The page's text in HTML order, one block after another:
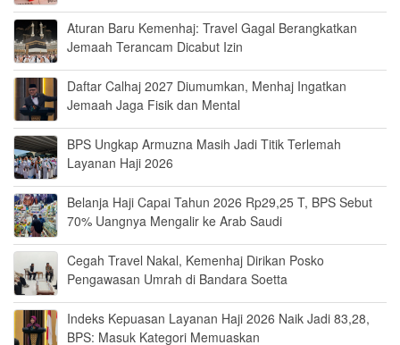
Aturan Baru Kemenhaj: Travel Gagal Berangkatkan
Jemaah Terancam Dicabut Izin
Daftar Calhaj 2027 Diumumkan, Menhaj Ingatkan
Jemaah Jaga Fisik dan Mental
BPS Ungkap Armuzna Masih Jadi Titik Terlemah
Layanan Haji 2026
Belanja Haji Capai Tahun 2026 Rp29,25 T, BPS Sebut
70% Uangnya Mengalir ke Arab Saudi
Cegah Travel Nakal, Kemenhaj Dirikan Posko
Pengawasan Umrah di Bandara Soetta
Indeks Kepuasan Layanan Haji 2026 Naik Jadi 83,28,
BPS: Masuk Kategori Memuaskan